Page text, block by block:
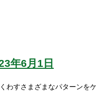
年6月1日
わすさまざまなパターン